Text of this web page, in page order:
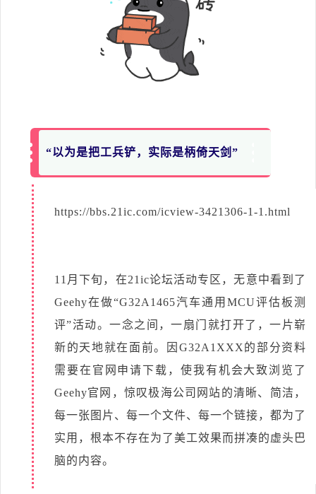
“以为是把工兵铲，实际是柄倚天剑”
https://bbs.21ic.com/icview-3421306-1-1.html
11月下旬，在21ic论坛活动专区，无意中看到了
Geehy在做“G32A1465汽车通用MCU评估板测
评”活动。一念之间，一扇门就打开了，一片崭
新的天地就在面前。因G32A1XXX的部分资料
需要在官网申请下载，使我有机会大致浏览了
Geehy官网，惊叹极海公司网站的清晰、简洁，
每一张图片、每一个文件、每一个链接，都为了
实用，根本不存在为了美工效果而拼凑的虚头巴
脑的内容。